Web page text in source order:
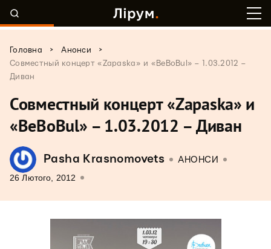
Головна > Анонси
>
Совместный концерт «Zapaska» и «BeBoBul» – 1.03.2012 –
Диван
Совместный концерт «Zapaska» и
«BeBoBul» – 1.03.2012 – Диван
Pasha Krasnomovets АНОНСИ
26 Лютого, 2012